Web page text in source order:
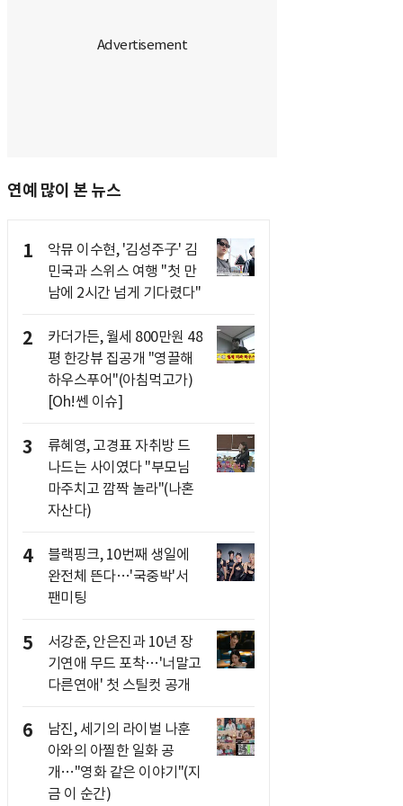
연예 많이 본 뉴스
1
악뮤 이수현, '김성주子' 김
민국과 스위스 여행 "첫 만
남에 2시간 넘게 기다렸다"
2
카더가든, 월세 800만원 48
평 한강뷰 집공개 "영끌해
하우스푸어"(아침먹고가)
[Oh!쎈 이슈]
3
류혜영, 고경표 자취방 드
나드는 사이였다 "부모님
마주치고 깜짝 놀라"(나혼
자산다)
4
블랙핑크, 10번째 생일에
완전체 뜬다…'국중박'서
팬미팅
5
서강준, 안은진과 10년 장
기연애 무드 포착…'너말고
다른연애' 첫 스틸컷 공개
6
남진, 세기의 라이벌 나훈
아와의 아찔한 일화 공
개…"영화 같은 이야기"(지
금 이 순간)